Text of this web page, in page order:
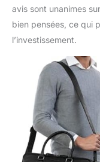
avis sont unanimes
bien pensées, ce qui
l’investissement.